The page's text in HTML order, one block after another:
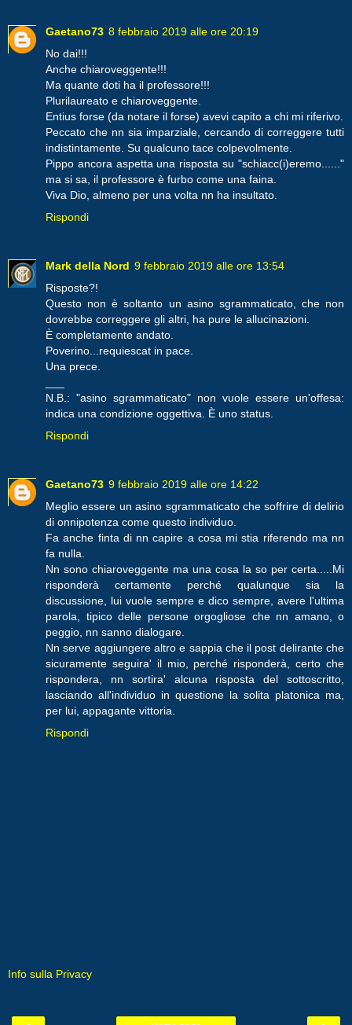
Gaetano73 8 febbraio 2019 alle ore 20:19
No dai!!!
Anche chiaroveggente!!!
Ma quante doti ha il professore!!!
Plurilaureato e chiaroveggente.
Entius forse (da notare il forse) avevi capito a chi mi riferivo.
Peccato che nn sia imparziale, cercando di correggere tutti
indistintamente. Su qualcuno tace colpevolmente.
Pippo ancora aspetta una risposta su "schiacc(i)eremo......"
ma si sa, il professore è furbo come una faina.
Viva Dio, almeno per una volta nn ha insultato.
Rispondi
Mark della Nord 9 febbraio 2019 alle ore 13:54
Risposte?!
Questo non è soltanto un asino sgrammaticato, che non
dovrebbe correggere gli altri, ha pure le allucinazioni.
È completamente andato.
Poverino...requiescat in pace.
Una prece.
N.B.: "asino sgrammaticato" non vuole essere un'offesa:
indica una condizione oggettiva. È uno status.
Rispondi
Gaetano73 9 febbraio 2019 alle ore 14:22
Meglio essere un asino sgrammaticato che soffrire di delirio
di onnipotenza come questo individuo.
Fa anche finta di nn capire a cosa mi stia riferendo ma nn
fa nulla.
Nn sono chiaroveggente ma una cosa la so per certa.....Mi
risponderà certamente perché qualunque sia la
discussione, lui vuole sempre e dico sempre, avere l'ultima
parola, tipico delle persone orgogliose che nn amano, o
peggio, nn sanno dialogare.
Nn serve aggiungere altro e sappia che il post delirante che
sicuramente seguira' il mio, perché risponderà, certo che
rispondera, nn sortira' alcuna risposta del sottoscritto,
lasciando all'individuo in questione la solita platonica ma,
per lui, appagante vittoria.
Rispondi
Info sulla Privacy